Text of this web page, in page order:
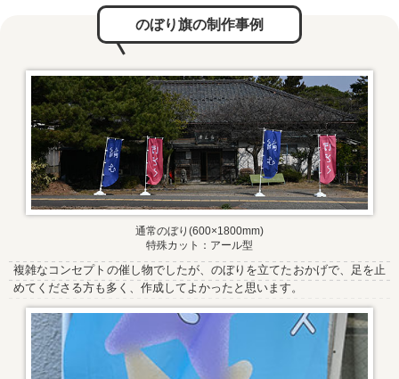
のぼり旗の制作事例
通常のぼり(600×1800mm)
特殊カット：アール型
複雑なコンセプトの催し物でしたが、のぼりを立てたおかげで、足を止
めてくださる方も多く、作成してよかったと思います。